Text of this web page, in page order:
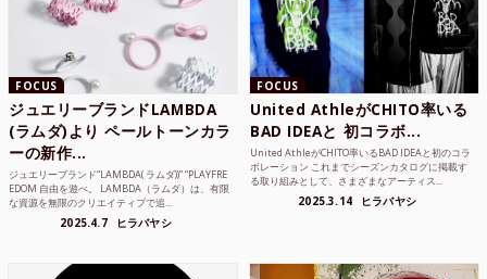
FOCUS
ジュエリーブランドLAMBDA
(ラムダ)より ペールトーンカラ
ーの新作...
ジュエリーブランド“LAMBDA( ラムダ))” “PLAYFRE
EDOM 自由を遊べ。 LAMBDA（ラムダ）は、有限
な資源を無限のクリエイティブで追...
2025.4.7 ヒラバヤシ
FOCUS
United AthleがCHITO率いる
BAD IDEAと 初コラボ...
United AthleがCHITO率いるBAD IDEAと初のコラ
ボレーション これまでシーズンカタログに掲載す
る取り組みとして、さまざまなアーティス...
2025.3.14 ヒラバヤシ